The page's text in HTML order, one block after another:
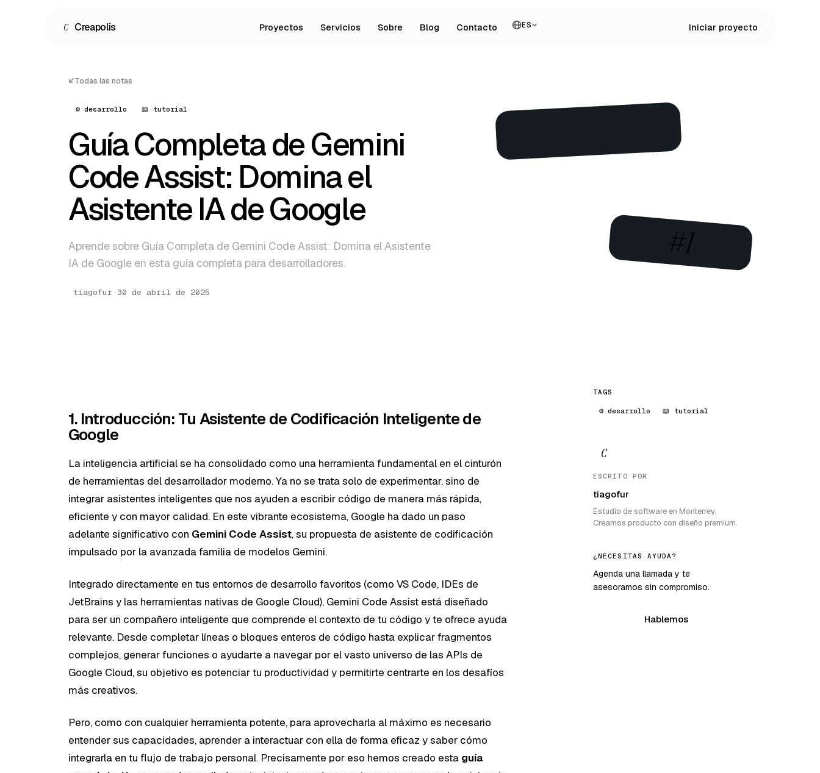
C Creapolis Proyectos Servicios Sobre Blog Contacto ES Iniciar proyecto
Todas las notas
⚙️ desarrollo 📖 tutorial
Guía Completa de Gemini
Code Assist: Domina el
Asistente IA de Google
Aprende sobre Guía Completa de Gemini Code Assist: Domina el Asistente
IA de Google en esta guía completa para desarrolladores.
tiagofur · 30 de abril de 2025
#1
1. Introducción: Tu Asistente de Codificación Inteligente de
Google
La inteligencia artificial se ha consolidado como una herramienta fundamental en el cinturón
de herramientas del desarrollador moderno. Ya no se trata solo de experimentar, sino de
integrar asistentes inteligentes que nos ayuden a escribir código de manera más rápida,
eficiente y con mayor calidad. En este vibrante ecosistema, Google ha dado un paso
adelante significativo con Gemini Code Assist, su propuesta de asistente de codificación
impulsado por la avanzada familia de modelos Gemini.
Integrado directamente en tus entornos de desarrollo favoritos (como VS Code, IDEs de
JetBrains y las herramientas nativas de Google Cloud), Gemini Code Assist está diseñado
para ser un compañero inteligente que comprende el contexto de tu código y te ofrece ayuda
relevante. Desde completar líneas o bloques enteros de código hasta explicar fragmentos
complejos, generar funciones o ayudarte a navegar por el vasto universo de las APIs de
Google Cloud, su objetivo es potenciar tu productividad y permitirte centrarte en los desafíos
más creativos.
Pero, como con cualquier herramienta potente, para aprovecharla al máximo es necesario
entender sus capacidades, aprender a interactuar con ella de forma eficaz y saber cómo
integrarla en tu flujo de trabajo personal. Precisamente por eso hemos creado esta guía
TAGS
⚙️ desarrollo 📖 tutorial
C
ESCRITO POR
tiagofur
Estudio de software en Monterrey.
Creamos producto con diseño premium.
¿NECESITAS AYUDA?
Agenda una llamada y te
asesoramos sin compromiso.
Hablemos